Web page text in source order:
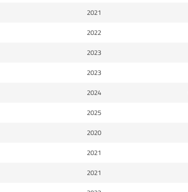
2021
2022
2023
2023
2024
2025
2020
2021
2021